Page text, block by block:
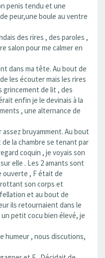
penis tendu et une
peur,une boule au ventre
des rires , des paroles ,
salon pour me calmer en
dans ma tête. Au bout de
les écouter mais les rires
grincement de lit , des
enfin je le devinais à la
, une alternance de
assez bruyamment. Au bout
la chambre se tenant par
coquin , je voyais son
elle . Les 2 amants sont
ouverte , F était de
son corps et
et au bout de
ils retournaient dans le
petit cocu bien élevé, je
humeur , nous discutions,